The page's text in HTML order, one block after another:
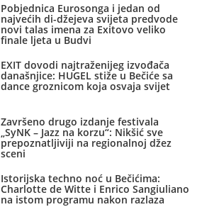
Pobjednica Eurosonga i jedan od
najvećih di-džejeva svijeta predvode
novi talas imena za Exitovo veliko
finale ljeta u Budvi
EXIT dovodi najtraženijeg izvođača
današnjice: HUGEL stiže u Bečiće sa
dance groznicom koja osvaja svijet
Završeno drugo izdanje festivala
„SyNK – Jazz na korzu“: Nikšić sve
prepoznatljiviji na regionalnoj džez
sceni
Istorijska techno noć u Bečićima:
Charlotte de Witte i Enrico Sangiuliano
na istom programu nakon razlaza